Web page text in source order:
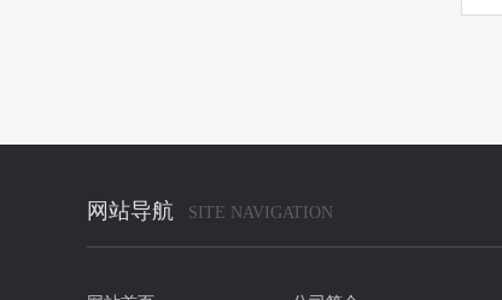
网站导航 SITE NAVIGATION